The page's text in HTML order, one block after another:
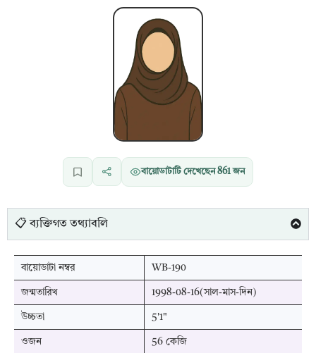
বায়োডাটাটি দেখেছেন861জন
📋 ব্যক্তিগত তথ্যাবলি
বায়োডাটা নম্বর WB-190
জন্মতারিখ 1998-08-16(সাল-মাস-দিন)
উচ্চতা 5'1"
ওজন 56 কেজি